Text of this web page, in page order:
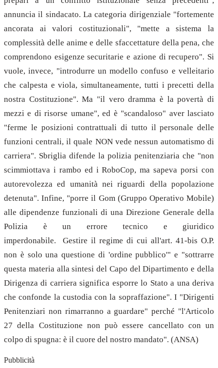
annuncia il sindacato. La categoria dirigenziale "fortemente
ancorata ai valori costituzionali", "mette a sistema la
complessità delle anime e delle sfaccettature della pena, che
comprendono esigenze securitarie e azione di recupero". Si
vuole, invece, "introdurre un modello confuso e velleitario
che calpesta e viola, simultaneamente, tutti i precetti della
nostra Costituzione". Ma "il vero dramma è la povertà di
mezzi e di risorse umane", ed è "scandaloso" aver lasciato
"ferme le posizioni contrattuali di tutto il personale delle
funzioni centrali, il quale NON vede nessun automatismo di
carriera". Sbriglia difende la polizia penitenziaria che "non
scimmiottava i rambo ed i RoboCop, ma sapeva porsi con
autorevolezza ed umanità nei riguardi della popolazione
detenuta". Infine, "porre il Gom (Gruppo Operativo Mobile)
alle dipendenze funzionali di una Direzione Generale della
Polizia è un errore tecnico e giuridico
imperdonabile. Gestire il regime di cui all'art. 41-bis O.P.
non è solo una questione di 'ordine pubblico'" e "sottrarre
questa materia alla sintesi del Capo del Dipartimento e della
Dirigenza di carriera significa esporre lo Stato a una deriva
che confonde la custodia con la sopraffazione". I "Dirigenti
Penitenziari non rimarranno a guardare" perché "l'Articolo
27 della Costituzione non può essere cancellato con un
colpo di spugna: è il cuore del nostro mandato". (ANSA)
Pubblicità